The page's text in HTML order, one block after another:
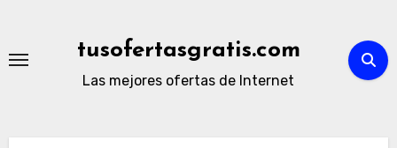
contenido
tusofertasgratis.com
Las mejores ofertas de Internet